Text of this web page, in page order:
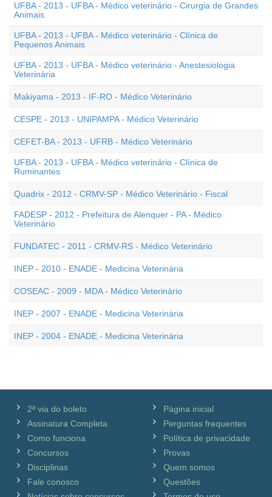
UFBA - 2013 - UFBA - Médico veterinário - Cirurgia de Grandes
Animais
UFBA - 2013 - UFBA - Médico veterinário - Clínica de
Pequenos Animais
UFBA - 2013 - UFBA - Médico veterinário - Anestesiologia
Veterinária
Makiyama - 2013 - IF-RO - Médico Veterinário
CESPE - 2013 - UNIPAMPA - Médico Veterinário
CEFET-BA - 2013 - UFRB - Médico Veterinário
UFBA - 2013 - UFBA - Médico veterinário - Clínica de
Ruminantes
Quadrix - 2012 - CRMV-SP - Médico Veterinário - Fiscal
FADESP - 2012 - Prefeitura de Alenquer - PA - Médico
Veterinário
FUNDATEC - 2011 - CRMV-RS - Médico Veterinário
INEP - 2010 - ENADE - Medicina Veterinária
COSEAC - 2009 - MDA - Médico Veterinário
INEP - 2007 - ENADE - Medicina Veterinária
INEP - 2004 - ENADE - Medicina Veterinária
2ª via do boleto
Assinatura Completa
Como funciona
Concursos
Disciplinas
Fale conosco
Página inicial
Perguntas frequentes
Política de privacidade
Provas
Quem somos
Questões